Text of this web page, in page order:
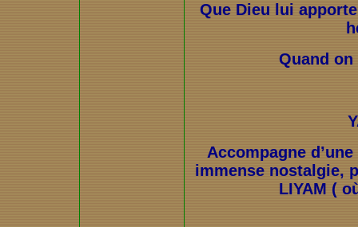
Que Dieu lui
Quand on
Accompagne
immense nostalgie,
LIYAM (